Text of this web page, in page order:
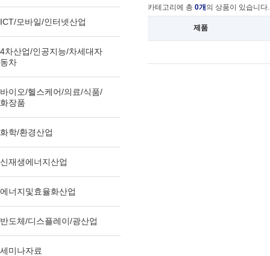
ICT/모바일/인터넷산업
4차산업/인공지능/차세대자
동차
바이오/헬스케어/의료/식품/
화장품
화학/환경산업
신재생에너지산업
에너지및효율화산업
반도체/디스플레이/광산업
세미나자료
카테고리에 총 0개 의 상품이 있습니다.
제품